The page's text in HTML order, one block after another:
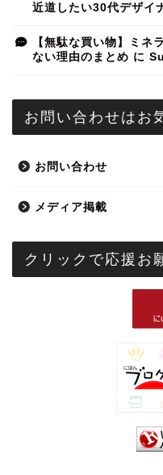
近道したい30代デザイ
【無駄な買い物】ミネ
ない理由のまとめ に
お問い合わせはお
お問い合わせ
メディア掲載
クリックで応援お